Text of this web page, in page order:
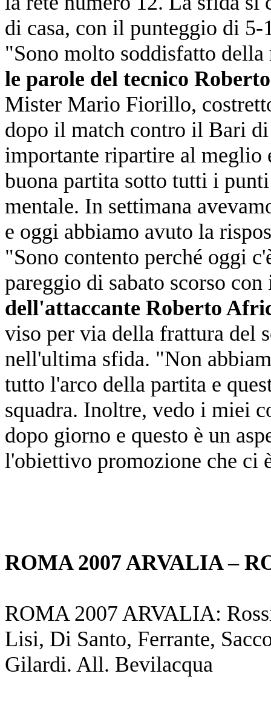
di casa, con il punteggio di 5-
"Sono molto soddisfatto
le parole del tecnico
Mister Mario Fiorillo,
dopo il match contro il Bari di
importante ripartire al meglio
buona partita sotto tutti i
mentale. In settimana
e oggi abbiamo avuto la
"Sono contento perché oggi
pareggio di sabato scorso
dell'attaccante Roberto
viso per via della frattura del
nell'ultima sfida. "Non
tutto l'arco della partita e
squadra. Inoltre, vedo i miei
dopo giorno e questo è un
l'obiettivo promozione che ci
ROMA 2007 ARVALIA –
ROMA 2007 ARVALIA:
Lisi, Di Santo, Ferrante,
Gilardi. All. Bevilacqua